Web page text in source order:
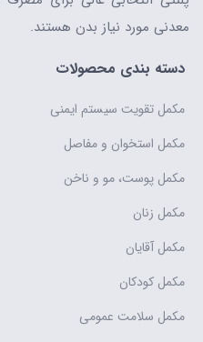
معدنی مورد نیاز بدن هستند.
دسته بندی محصولات
مکمل تقویت سیستم ایمنی
مکمل استخوان و مفاصل
مکمل پوست، مو و ناخن
مکمل زنان
مکمل آقایان
مکمل کودکان
مکمل سلامت عمومی